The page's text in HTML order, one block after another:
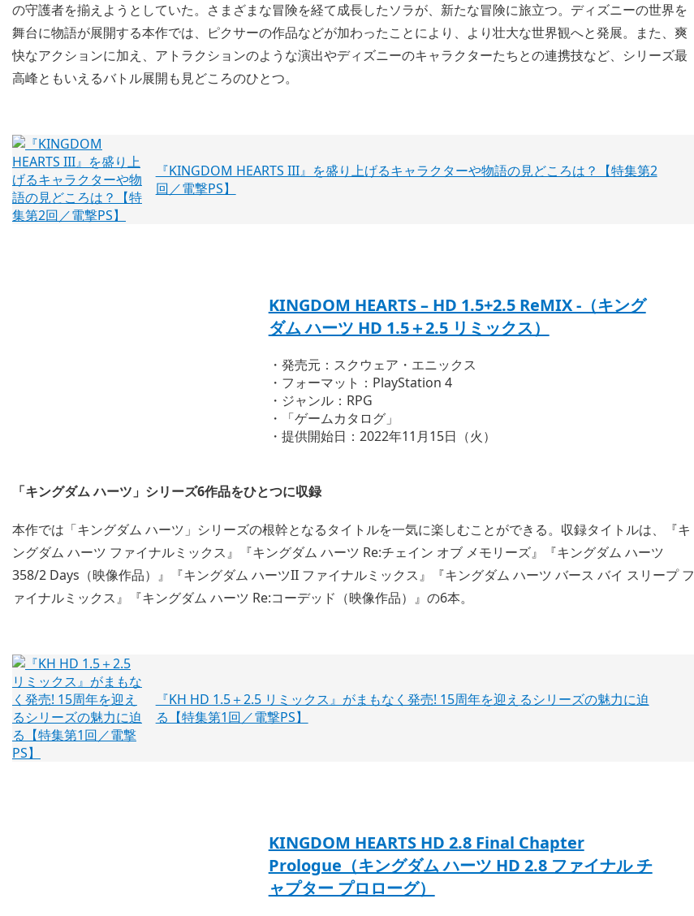
の守護者を揃えようとしていた。さまざまな冒険を経て成長したソラが、新たな冒険に旅立つ。ディズニーの世界を
舞台に物語が展開する本作では、ピクサーの作品などが加わったことにより、より壮大な世界観へと発展。また、爽
快なアクションに加え、アトラクションのような演出やディズニーのキャラクターたちとの連携技など、シリーズ最
高峰ともいえるバトル展開も見どころのひとつ。
『KINGDOM HEARTS III』を盛り上げるキャラクターや物語の見どころは？【特集第2
回／電撃PS】
KINGDOM HEARTS – HD 1.5+2.5 ReMIX -（キング
ダム ハーツ HD 1.5＋2.5 リミックス）
・発売元：スクウェア・エニックス
・フォーマット：PlayStation 4
・ジャンル：RPG
・「ゲームカタログ」
・提供開始日：2022年11月15日（火）
「キングダム ハーツ」シリーズ6作品をひとつに収録
本作では「キングダム ハーツ」シリーズの根幹となるタイトルを一気に楽しむことができる。収録タイトルは、『キ
ングダム ハーツ ファイナルミックス』『キングダム ハーツ Re:チェイン オブ メモリーズ』『キングダム ハーツ
358/2 Days（映像作品）』『キングダム ハーツII ファイナルミックス』『キングダム ハーツ バース バイ スリープ フ
ァイナルミックス』『キングダム ハーツ Re:コーデッド（映像作品）』の6本。
『KH HD 1.5＋2.5 リミックス』がまもなく発売! 15周年を迎えるシリーズの魅力に迫
る【特集第1回／電撃PS】
KINGDOM HEARTS HD 2.8 Final Chapter
Prologue（キングダム ハーツ HD 2.8 ファイナル チ
ャプター プロローグ）